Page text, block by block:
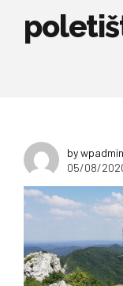
by wpadmin
05/08/